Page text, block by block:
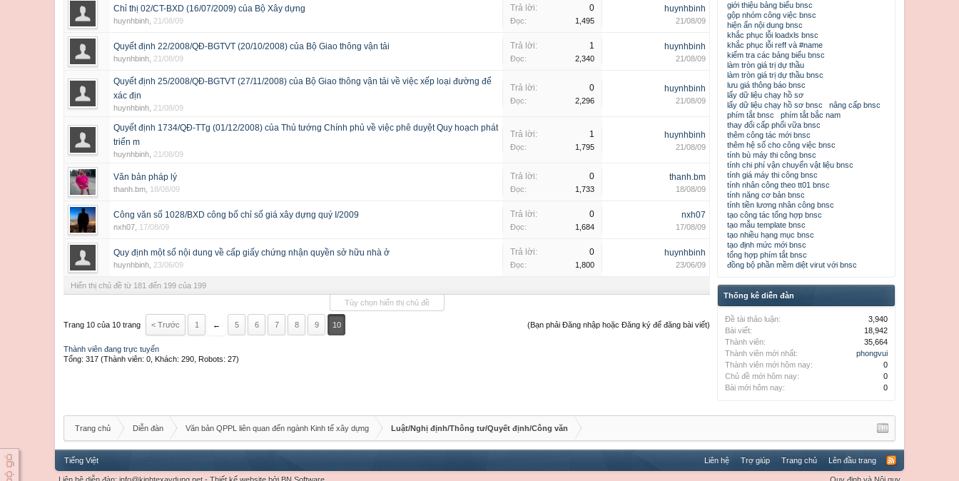
Chỉ thị 02/CT-BXD (16/07/2009) của Bộ Xây dựng
huynhbinh 21/08/09
Trả lời: 0
Đọc: 1,495
huynhbinh
21/08/09
Quyết định 22/2008/QĐ-BGTVT (20/10/2008) của Bộ Giao thông vận tải
huynhbinh 21/08/09
Trả lời: 1
Đọc: 2,340
huynhbinh
21/08/09
Quyết định 25/2008/QĐ-BGTVT (27/11/2008) của Bộ Giao thông vận tải về việc xếp loại đường để
xác địn
huynhbinh 21/08/09
Trả lời: 0
Đọc: 2,296
huynhbinh
21/08/09
Quyết định 1734/QĐ-TTg (01/12/2008) của Thủ tướng Chính phủ về việc phê duyệt Quy hoạch phát
triển m
huynhbinh 21/08/09
Trả lời: 1
Đọc: 1,795
huynhbinh
21/08/09
Văn bản pháp lý
thanh.bm 18/08/09
Trả lời: 0
Đọc: 1,733
thanh.bm
18/08/09
Công văn số 1028/BXD công bố chỉ số giá xây dựng quý I/2009
nxh07 17/08/09
Trả lời: 0
Đọc: 1,684
nxh07
17/08/09
Quy định một số nội dung về cấp giấy chứng nhận quyền sở hữu nhà ở
huynhbinh 23/06/09
Trả lời: 0
Đọc: 1,800
huynhbinh
23/06/09
Hiển thị chủ đề từ 181 đến 199 của 199
Tùy chọn hiển thị chủ đề
(Bạn phải Đăng nhập hoặc Đăng ký để đăng bài viết)
Trang 10 của 10 trang < Trước 1 ← 5 6 7 8 9 10
Thành viên đang trực tuyến
Tổng: 317 (Thành viên: 0, Khách: 290, Robots: 27)
giới thiệu bảng biểu bnsc
gộp nhóm công việc bnsc
hiện ẩn nội dung bnsc
khắc phục lỗi loadxls bnsc
khắc phục lỗi reff và #name
kiểm tra các bảng biểu bnsc
làm tròn giá trị dự thầu
làm tròn giá trị dự thầu bnsc
lưu giá thông báo bnsc
lấy dữ liệu chạy hồ sơ
lấy dữ liệu chạy hồ sơ bnsc
nâng cấp bnsc
phím tắt bnsc
phím tắt bắc nam
thay đổi cấp phối vữa bnsc
thêm công tác mới bnsc
thêm hệ số cho công việc bnsc
tính bù máy thi công bnsc
tính chi phí vận chuyển vật liệu bnsc
tính giá máy thi công bnsc
tính nhân công theo tt01 bnsc
tính năng cơ bản bnsc
tính tiền lương nhân công bnsc
tạo công tác tổng hợp bnsc
tạo mẫu template bnsc
tạo nhiều hạng mục bnsc
tạo định mức mới bnsc
tổng hợp phím tắt bnsc
đồng bộ phần mềm diệt virut với bnsc
Thống kê diễn đàn
Đề tài thảo luận:
3,940
Bài viết:
18,942
Thành viên:
35,664
Thành viên mới nhất:
phongvui
Thành viên mới hôm nay:
0
Chủ đề mới hôm nay:
0
Bài mới hôm nay:
0
Trang chủ Diễn đàn Văn bản QPPL liên quan đến ngành Kinh tế xây dựng Luật/Nghị định/Thông tư/Quyết định/Công văn
Tiếng Việt Liên hệ Trợ giúp Trang chủ Lên đầu trang